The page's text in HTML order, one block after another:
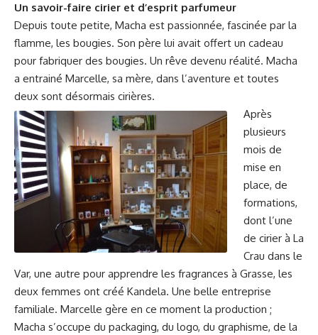
Un savoir-faire cirier et d’esprit parfumeur
Depuis toute petite, Macha est passionnée, fascinée par la
flamme, les bougies. Son père lui avait offert un cadeau
pour fabriquer des bougies. Un rêve devenu réalité. Macha
a entrainé Marcelle, sa mère, dans l’aventure et toutes
deux sont désormais cirières.
Après
plusieurs
mois de
mise en
place, de
formations,
dont l’une
de cirier à La
Crau dans le
Var, une autre pour apprendre les fragrances à Grasse, les
deux femmes ont créé Kandela. Une belle entreprise
familiale. Marcelle gère en ce moment la production ;
Macha s’occupe du packaging, du logo, du graphisme, de la